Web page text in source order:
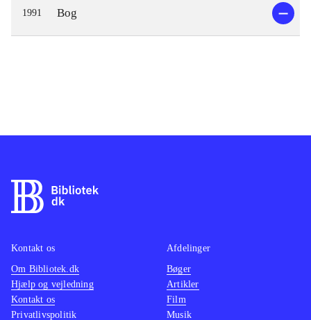
1991 Bog
Kontakt os
Om Bibliotek.dk
Hjælp og vejledning
Kontakt os
Privatlivspolitik
Afdelinger
Bøger
Artikler
Film
Musik